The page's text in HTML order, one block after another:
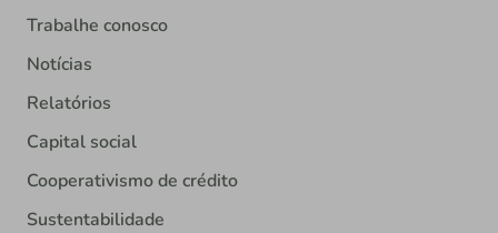
Trabalhe conosco
Notícias
Relatórios
Capital social
Cooperativismo de crédito
Sustentabilidade